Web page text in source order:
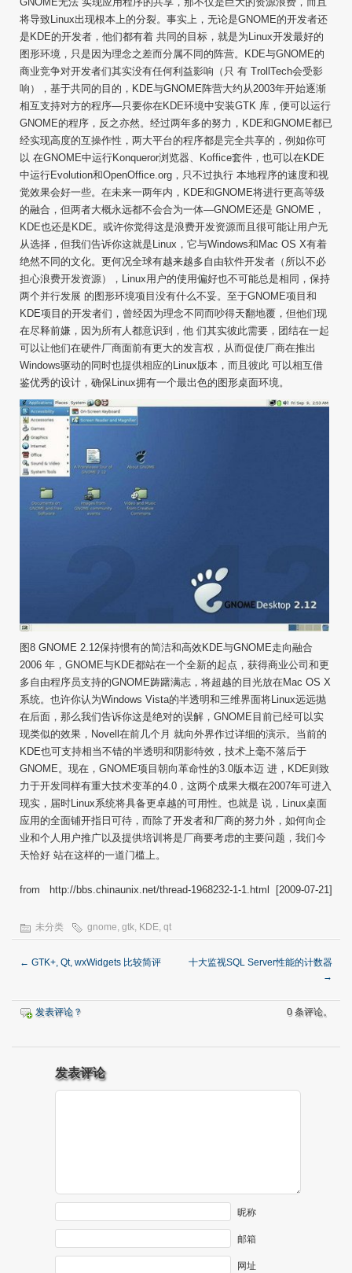
将导致Linux出现根本上的分裂。事实上，无论是GNOME的开发者还
是KDE的开发者，他们都有着 共同的目标，就是为Linux开发最好的
图形环境，只是因为理念之差而分属不同的阵营。KDE与GNOME的
商业竞争对开发者们其实没有任何利益影响（只 有 TrollTech会受影
响），基于共同的目的，KDE与GNOME阵营大约从2003年开始逐渐
相互支持对方的程序—只要你在KDE环境中安装GTK 库，便可以运行
GNOME的程序，反之亦然。经过两年多的努力，KDE和GNOME都已
经实现高度的互操作性，两大平台的程序都是完全共享的，例如你可
以 在GNOME中运行Konqueror浏览器、Koffice套件，也可以在KDE
中运行Evolution和OpenOffice.org，只不过执行 本地程序的速度和视
觉效果会好一些。在未来一两年内，KDE和GNOME将进行更高等级
的融合，但两者大概永远都不会合为一体—GNOME还是 GNOME，
KDE也还是KDE。或许你觉得这是浪费开发资源而且很可能让用户无
从选择，但我们告诉你这就是Linux，它与Windows和Mac OS X有着
绝然不同的文化。更何况全球有越来越多自由软件开发者（所以不必
担心浪费开发资源），Linux用户的使用偏好也不可能总是相同，保持
两个并行发展 的图形环境项目没有什么不妥。至于GNOME项目和
KDE项目的开发者们，曾经因为理念不同而吵得天翻地覆，但他们现
在尽释前嫌，因为所有人都意识到，他 们其实彼此需要，团结在一起
可以让他们在硬件厂商面前有更大的发言权，从而促使厂商在推出
Windows驱动的同时也提供相应的Linux版本，而且彼此 可以相互借
鉴优秀的设计，确保Linux拥有一个最出色的图形桌面环境。
图8 GNOME 2.12保持惯有的简洁和高效KDE与GNOME走向融合
2006 年，GNOME与KDE都站在一个全新的起点，获得商业公司和更
多自由程序员支持的GNOME踌躇满志，将超越的目光放在Mac OS X
系统。也许你认为Windows Vista的半透明和三维界面将Linux远远抛
在后面，那么我们告诉你这是绝对的误解，GNOME目前已经可以实
现类似的效果，Novell在前几个月 就向外界作过详细的演示。当前的
KDE也可支持相当不错的半透明和阴影特效，技术上毫不落后于
GNOME。现在，GNOME项目朝向革命性的3.0版本迈 进，KDE则致
力于开发同样有重大技术变革的4.0，这两个成果大概在2007年可进入
现实，届时Linux系统将具备更卓越的可用性。也就是 说，Linux桌面
应用的全面铺开指日可待，而除了开发者和厂商的努力外，如何向企
业和个人用户推广以及提供培训将是厂商要考虑的主要问题，我们今
天恰好 站在这样的一道门槛上。
from http://bbs.chinaunix.net/thread-1968232-1-1.html [2009-07-21]
未分类 gnome, gtk, KDE, qt
← GTK+, Qt, wxWidgets 比较简评
十大监视SQL Server性能的计数器
→
发表评论？ 0 条评论。
发表评论
昵称
邮箱
网址